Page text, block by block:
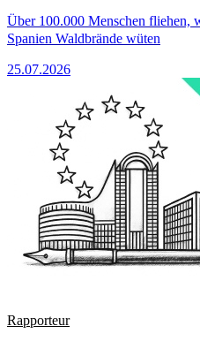
Über 100.000 Menschen fliehen,
Spanien Waldbrände wüten
25.07.2026
Rapporteur